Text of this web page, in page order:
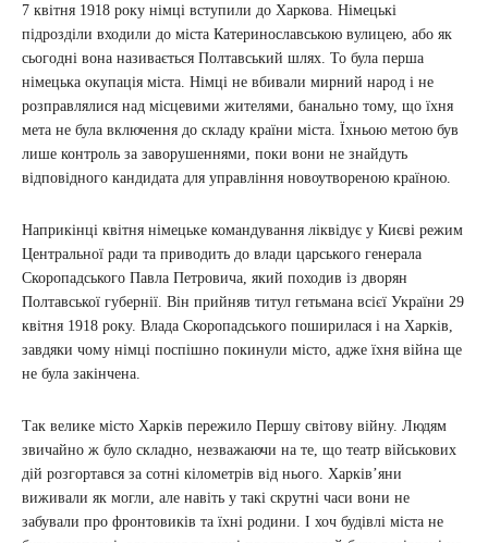
7 квітня 1918 року німці вступили до Харкова. Німецькі
підрозділи входили до міста Катеринославською вулицею, або як
сьогодні вона називається Полтавський шлях. То була перша
німецька окупація міста. Німці не вбивали мирний народ і не
розправлялися над місцевими жителями, банально тому, що їхня
мета не була включення до складу країни міста. Їхньою метою був
лише контроль за заворушеннями, поки вони не знайдуть
відповідного кандидата для управління новоутвореною країною.
Наприкінці квітня німецьке командування ліквідує у Києві режим
Центральної ради та приводить до влади царського генерала
Скоропадського Павла Петровича, який походив із дворян
Полтавської губернії. Він прийняв титул гетьмана всієї України 29
квітня 1918 року. Влада Скоропадського поширилася і на Харків,
завдяки чому німці поспішно покинули місто, адже їхня війна ще
не була закінчена.
Так велике місто Харків пережило Першу світову війну. Людям
звичайно ж було складно, незважаючи на те, що театр військових
дій розгортався за сотні кілометрів від нього. Харків’яни
виживали як могли, але навіть у такі скрутні часи вони не
забували про фронтовиків та їхні родини. І хоч будівлі міста не